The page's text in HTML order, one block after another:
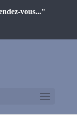
vous..."